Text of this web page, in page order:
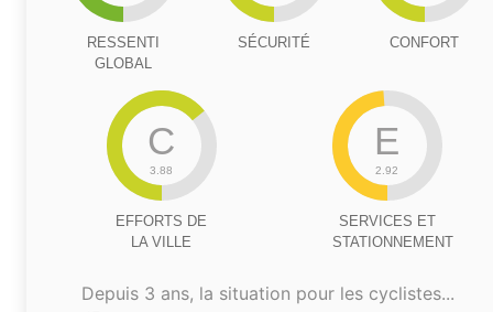
RESSENTI
GLOBAL
SÉCURITÉ CONFORT
C
3.88
EFFORTS DE
LA VILLE
E
2.92
SERVICES ET
STATIONNEMENT
Depuis 3 ans, la situation pour les cyclistes...